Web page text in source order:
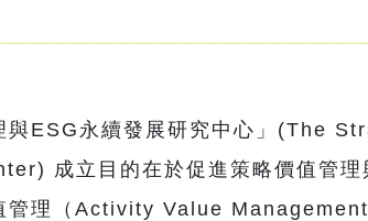
與ESG永續發展研究中心」
成立目的在於促進策略價值管理
管理（Activity Value